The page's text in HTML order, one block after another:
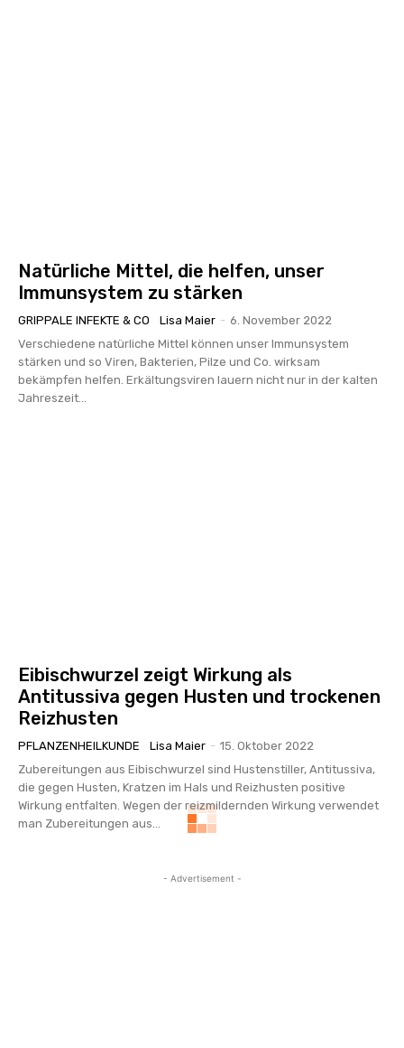
Natürliche Mittel, die helfen, unser
Immunsystem zu stärken
GRIPPALE INFEKTE & CO Lisa Maier - 6. November 2022
Verschiedene natürliche Mittel können unser Immunsystem
stärken und so Viren, Bakterien, Pilze und Co. wirksam
bekämpfen helfen. Erkältungsviren lauern nicht nur in der kalten
Jahreszeit...
Eibischwurzel zeigt Wirkung als
Antitussiva gegen Husten und trockenen
Reizhusten
PFLANZENHEILKUNDE Lisa Maier - 15. Oktober 2022
Zubereitungen aus Eibischwurzel sind Hustenstiller, Antitussiva,
die gegen Husten, Kratzen im Hals und Reizhusten positive
Wirkung entfalten. Wegen der reizmildernden Wirkung verwendet
man Zubereitungen aus...
- Advertisement -